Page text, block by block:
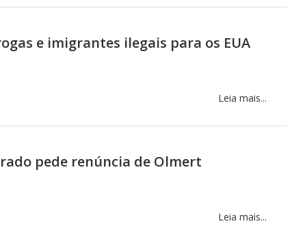
e imigrantes ilegais para os EUA
Leia mais...
pede renúncia de Olmert
Leia mais...